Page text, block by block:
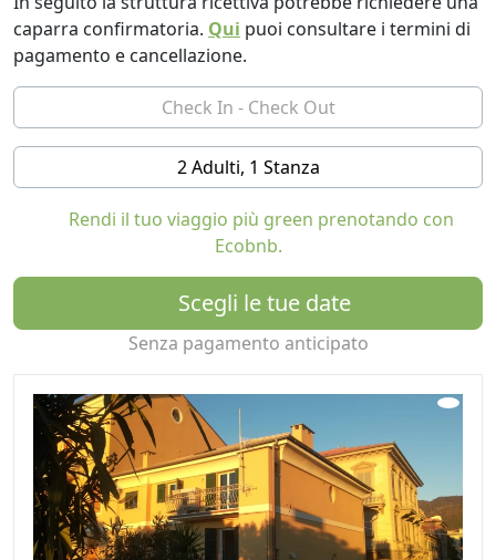
Framura. In questo caso potrete noleggiare le nostre
Riciclette a un prezzo simbolico. Al rientro dalle vostre
paese e per trovare bar e ristoranti bastano pochi
passi. Noi viviamo nella stessa casa, e siamo a
disposizione per ogni necessita', perche' pensiamo
(soprattutto adesso, in questo momento storico), che
passare un fine settimana o una breve vacanza
rilassandosi sia basilare.
caparra confirmatoria. Qui puoi consultare i termini di
pagamento e cancellazione.
2 Adulti, 1 Stanza
Rendi il tuo viaggio più green prenotando con
Ecobnb.
Scegli le tue date
Senza pagamento anticipato